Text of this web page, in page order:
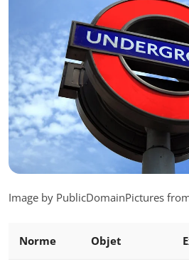
Image by PublicDomainPictures
Norme Objet